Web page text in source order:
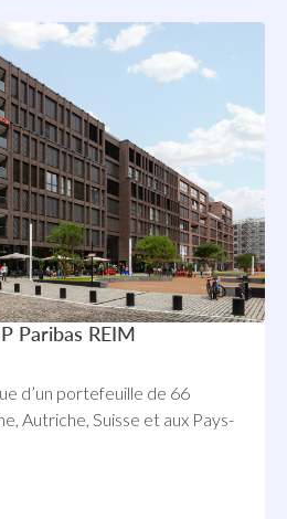
Paribas REIM
d’un portefeuille de 66
Autriche, Suisse et aux Pays-